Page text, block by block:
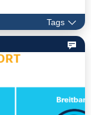
Tags